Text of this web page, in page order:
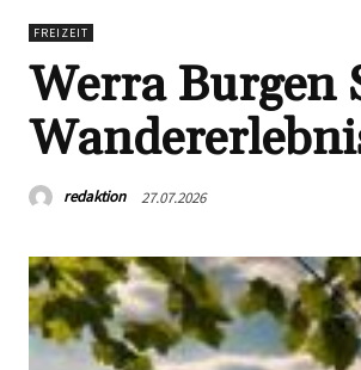
FREIZEIT
Werra Burgen
redaktion 27.07.2026